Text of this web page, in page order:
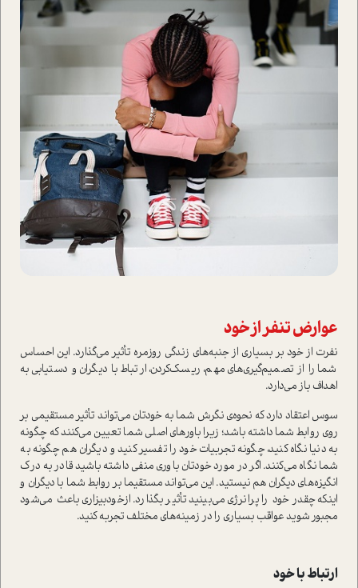
عوارض تنفر از خود
نفرت از خود بر بسیاری از جنبه‌های زندگی روزمره تأثیر می‌گذارد. این احساس
شما را از تصمیم‌گیری‌های مهم، ریسک‌کردن، ارتباط با دیگران و دستیابی به
اهداف باز می‌دارد.
سوس اعتقاد دارد که نحوه‌ی نگرش شما به خودتان می‌تواند تأثیر مستقیمی بر
روی روابط شما داشته باشد؛ زیرا باورهای اصلی شما تعیین می‌کنند که چگونه
به دنیا نگاه کنید، چگونه تجربیات خود را تفسیر کنید و دیگران هم چگونه به
شما نگاه می‌کنند. اگر در مورد خودتان باوری منفی داشته باشید قادر به درک
انگیزه‌های دیگران هم نیستید. این می‌تواند مستقیما بر روابط شما با دیگران و
اینکه چقدر خود را پر‌انرژی می‌بینید تأثیر بگذارد. از‌خود‌بیزاری باعث می‌شود
مجبور شوید عواقب بسیاری را در زمینه‌های مختلف تجربه کنید.
ارتباط با خود